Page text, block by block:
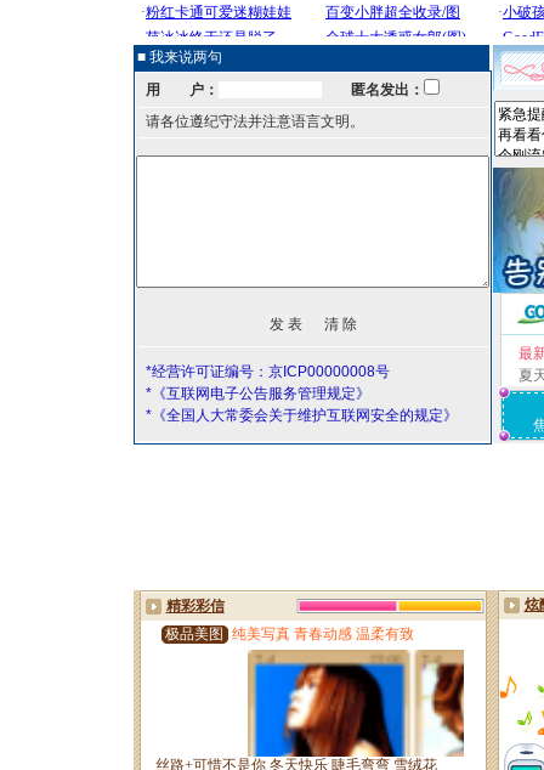
■ 我来说两句
用 户：
匿名发出：
请各位遵纪守法并注意语言文明。
*经营许可证编号：京ICP00000008号
*《互联网电子公告服务管理规定》
*《全国人大常委会关于维护互联网安全的规定》
最
夏